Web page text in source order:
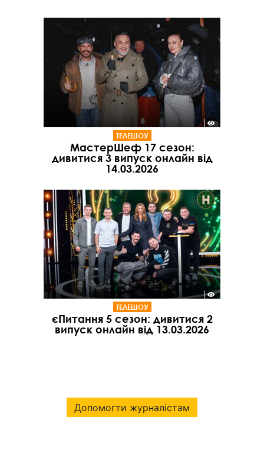
ТЕЛЕШОУ
МастерШеф 17 сезон:
дивитися 3 випуск онлайн від
14.03.2026
ТЕЛЕШОУ
єПитання 5 сезон: дивитися 2
випуск онлайн від 13.03.2026
Допомогти журналістам